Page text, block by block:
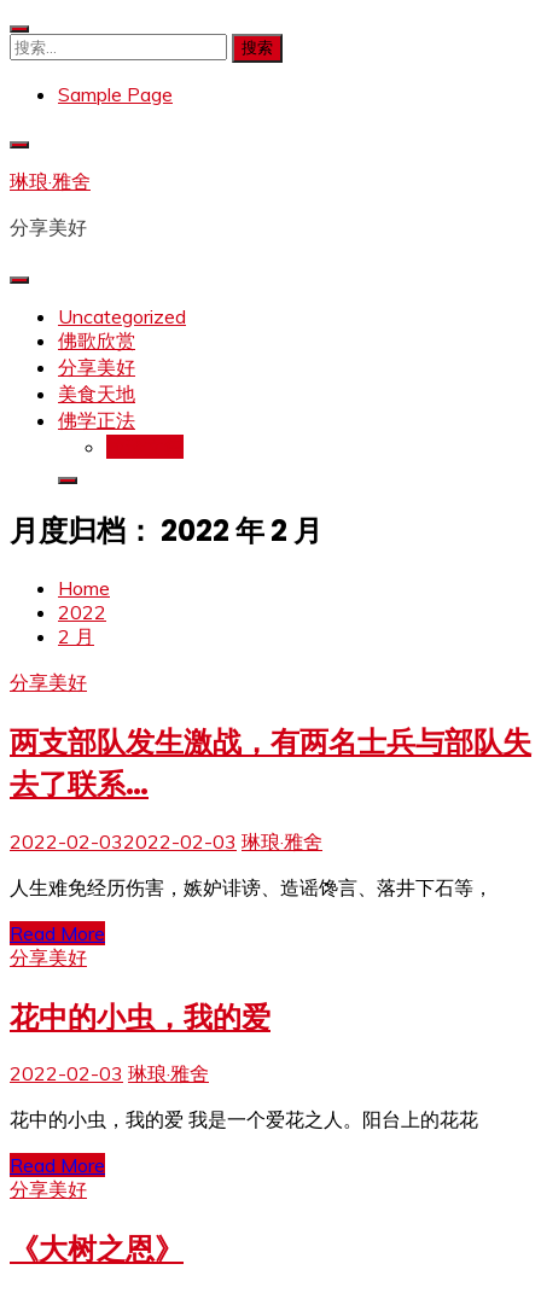
Skip
to
搜
Sample Page
琳琅·雅舍
分享美好
Uncategorized
佛歌欣赏
分享美好
美食天地
佛学正法
月度归档： 2022 年 2 月
Home
2022
2 月
分享美好
两支部队发生激战，有两名士兵与部队失
去了联系…
2022-02-032022-02-03 琳琅·雅舍
人生难免经历伤害，嫉妒诽谤、造谣馋言、落井下石等，
Read More
分享美好
花中的小虫，我的爱
2022-02-03 琳琅·雅舍
花中的小虫，我的爱 我是一个爱花之人。阳台上的花花
Read More
分享美好
《大树之恩》